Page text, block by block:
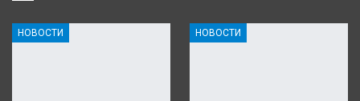
НОВОСТИ НОВОСТИ